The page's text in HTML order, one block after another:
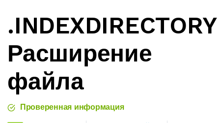
.INDEXDIRECTORY
Расширение
файла
Проверенная информация